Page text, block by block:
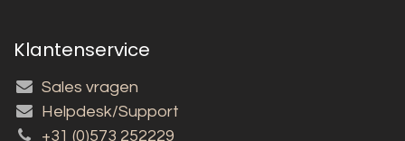
Klantenservice
Sales vragen
Helpdesk/Support
+31 (0)573 252229